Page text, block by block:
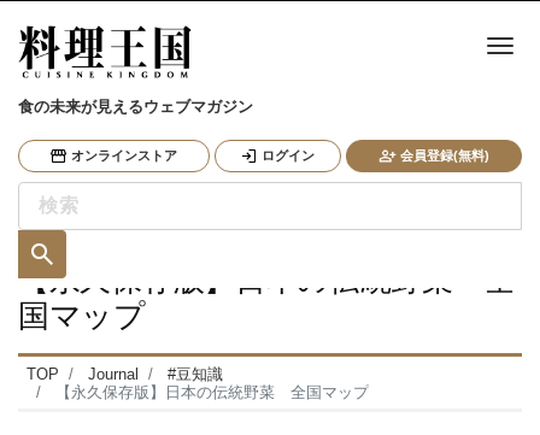
食の未来が見えるウェブマガジン
オンラインストア ログイン 会員登録(無料)
ナ
【永久保存版】日本の伝統野菜 全
国マップ
TOP Journal
#豆知識
【永久保存版】日本の伝統野菜 全国マップ